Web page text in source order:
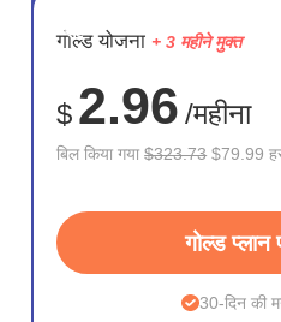
सहेजें
75%
गोल्ड योजना + 3 महीने मुक्त
$ 2.96 /महीना
बिल किया गया$323.73 $79.99
गोल्ड प्लान
30-दिन की